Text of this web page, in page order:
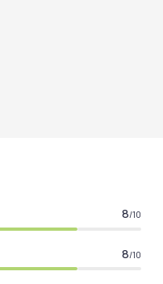
8/10
8/10